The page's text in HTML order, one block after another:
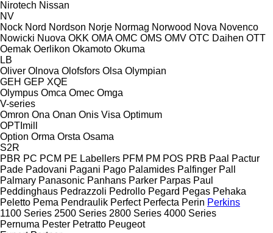
Nirotech Nissan
NV
Nock Nord Nordson Norje Normag Norwood Nova Novenco
Nowicki Nuova OKK OMA OMC OMS OMV OTC Daihen OTT
Oemak Oerlikon Okamoto Okuma
LB
Oliver Olnova Olofsfors Olsa Olympian
GEH GEP XQE
Olympus Omca Omec Omga
V-series
Omron Ona Onan Onis Visa Optimum
OPTImill
Option Orma Orsta Osama
S2R
PBR PC PCM PE Labellers PFM PM POS PRB Paal
Pactur
Pade Padovani Pagani Pago Palamides Palfinger Pall
Palmary Panasonic Panhans Parker Parpas Paul
Peddinghaus Pedrazzoli Pedrollo Pegard Pegas Pehaka
Peletto Pema Pendraulik Perfect Perfecta Perin Perkins
1100 Series 2500 Series 2800 Series 4000 Series
Pernuma Pester Petratto Peugeot